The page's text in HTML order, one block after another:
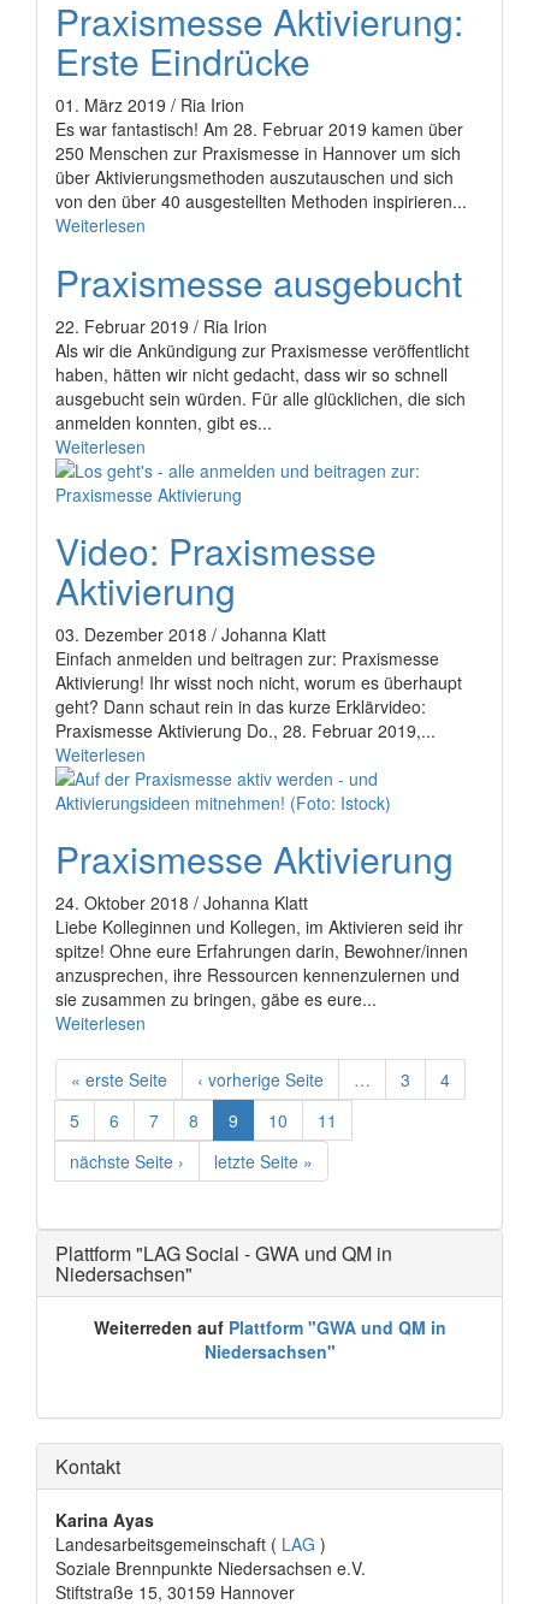
Praxismesse Aktivierung:
Erste Eindrücke
01. März 2019 / Ria Irion
Es war fantastisch! Am 28. Februar 2019 kamen über
250 Menschen zur Praxismesse in Hannover um sich
über Aktivierungsmethoden auszutauschen und sich
von den über 40 ausgestellten Methoden inspirieren...
Weiterlesen
Praxismesse ausgebucht
22. Februar 2019 / Ria Irion
Als wir die Ankündigung zur Praxismesse veröffentlicht
haben, hätten wir nicht gedacht, dass wir so schnell
ausgebucht sein würden. Für alle glücklichen, die sich
anmelden konnten, gibt es...
Weiterlesen
Video: Praxismesse
Aktivierung
03. Dezember 2018 / Johanna Klatt
Einfach anmelden und beitragen zur: Praxismesse
Aktivierung! Ihr wisst noch nicht, worum es überhaupt
geht? Dann schaut rein in das kurze Erklärvideo:
Praxismesse Aktivierung Do., 28. Februar 2019,...
Weiterlesen
Praxismesse Aktivierung
24. Oktober 2018 / Johanna Klatt
Liebe Kolleginnen und Kollegen, im Aktivieren seid ihr
spitze! Ohne eure Erfahrungen darin, Bewohner/innen
anzusprechen, ihre Ressourcen kennenzulernen und
sie zusammen zu bringen, gäbe es eure...
Weiterlesen
« erste Seite ‹ vorherige Seite … 3
4
5
6 7 8 9 10
11
nächste Seite ›
letzte Seite »
Plattform "LAG Social - GWA und QM in
Niedersachsen"
Weiterreden auf Plattform "GWA und QM in
Niedersachsen"
Kontakt
Karina Ayas
Landesarbeitsgemeinschaft ( LAG )
Soziale Brennpunkte Niedersachsen e.V.
Stiftstraße 15, 30159 Hannover